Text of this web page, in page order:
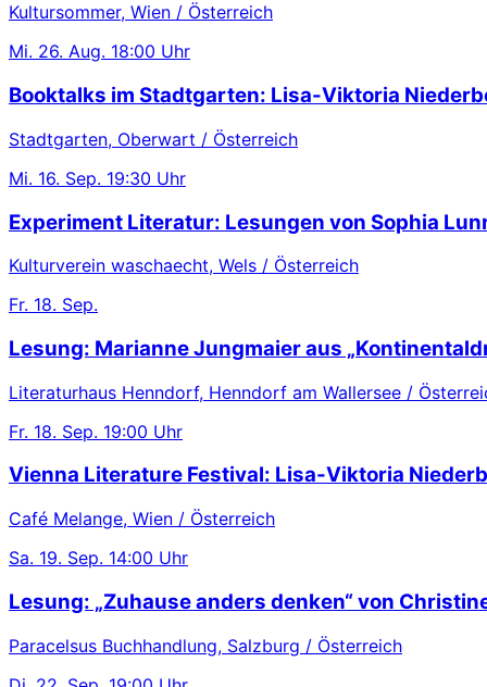
Kultursommer, Wien / Österreich
Mi. 26. Aug. 18:00 Uhr
Booktalks im Stadtgarten: Lisa-Viktoria
Stadtgarten, Oberwart / Österreich
Mi. 16. Sep. 19:30 Uhr
Experiment Literatur: Lesungen von Sophia
Kulturverein waschaecht, Wels / Österreich
Fr. 18. Sep.
Lesung: Marianne Jungmaier aus
Literaturhaus Henndorf, Henndorf am Wallersee /
Fr. 18. Sep. 19:00 Uhr
Vienna Literature Festival: Lisa-Viktoria
Café Melange, Wien / Österreich
Sa. 19. Sep. 14:00 Uhr
Lesung: „Zuhause anders denken“ von
Paracelsus Buchhandlung, Salzburg / Österreich